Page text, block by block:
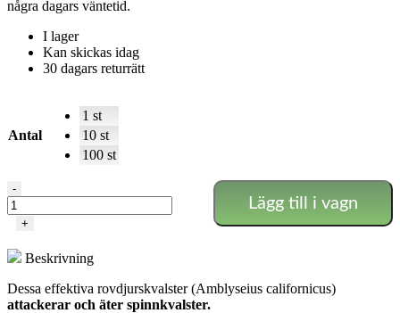
några dagars väntetid.
I lager
Kan skickas idag
30 dagars returrätt
Antal
1 st
10 st
100 st
Amblyseius
Spinnkvalsterrovdjur
-
+
Lägg till i vagn
Beskrivning
Dessa effektiva rovdjurskvalster (Amblyseius californicus)
attackerar och äter spinnkvalster.